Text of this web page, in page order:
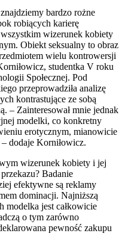
bardzo rożne
robiących karierę
wizerunek kobiety
Obiekt seksualny to obraz
wielu kontrowersji
studentka V roku
Społecznej. Pod
przeprowadziła analizę
kontrastujące ze sobą
– Zainteresował mnie jednak
modelki, co konkretny
erotycznym, mianowicie
dodaje Korniłowicz.
wizerunek kobiety i jej
Badanie
efektywne są reklamy
dominacji. Najniższą
modelka jest całkowicie
o tym zarówno
pewność zakupu